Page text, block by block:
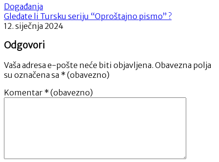
Događanja
Gledate li Tursku seriju “Oproštajno pismo” ?
12. siječnja 2024
Odgovori
Vaša adresa e-pošte neće biti objavljena. Obavezna polja
su označena sa * (obavezno)
Komentar * (obavezno)